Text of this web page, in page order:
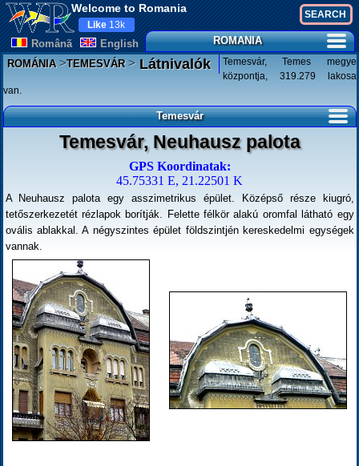
Welcome to Romania
Românã English
Like 13k
ROMANIA
ROMÁNIA>TEMESVÁR>Látnivalók
Temesvár, Temes megye
központja, 319.279 lakosa
van.
Temesvár
Temesvár, Neuhausz palota
GPS Koordinatak:
45.75331 E, 21.22501 K
A Neuhausz palota egy asszimetrikus épület. Középső része kiugró,
tetőszerkezetét rézlapok borítják. Felette félkör alakú oromfal látható egy
ovális ablakkal. A négyszintes épület földszintjén kereskedelmi egységek
vannak.